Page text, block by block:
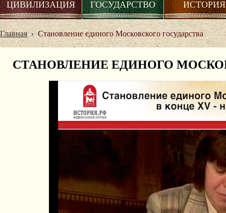
ЦИВИЛИЗАЦИЯ ГОСУДАРСТВО ИСТОРИЯ
Главная›Становление единого Московского государства
СТАНОВЛЕНИЕ ЕДИНОГО